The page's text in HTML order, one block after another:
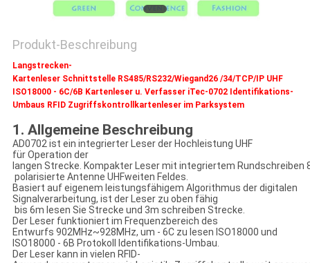
Produkt-Beschreibung
Langstrecken-
Kartenleser Schnittstelle RS485/RS232/Wiegand26 /34/TCP/IP UHF
ISO18000 ‐ 6C/6B Kartenleser u. Verfasser iTec-0702 Identifikations-
Umbaus RFID Zugriffskontrollkartenleser im Parksystem
1. Allgemeine Beschreibung
AD0702 ist ein integrierter Leser der Hochleistung UHF
für Operation der
langen Strecke. Kompakter Leser mit integriertem Rundschreiben
polarisierte Antenne UHFweiten Feldes.
Basiert auf eigenem leistungsfähigem Algorithmus der digitalen
Signalverarbeitung, ist der Leser zu oben fähig
bis 6m lesen Sie Strecke und 3m schreiben Strecke.
Der Leser funktioniert im Frequenzbereich des
Entwurfs 902MHz~928MHz, um ‐ 6C zu lesen ISO18000 und
ISO18000 ‐ 6B Protokoll Identifikations-Umbau.
Der Leser kann in vielen RFID-